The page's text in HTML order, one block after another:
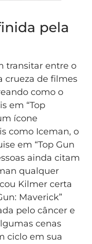
pela
transitar entre o
crueza de filmes
como o
em “Top
ícone
como Iceman, o
em “Top Gun
ainda citam
qualquer
Kilmer certa
Maverick”
pelo câncer e
cenas
ciclo em sua